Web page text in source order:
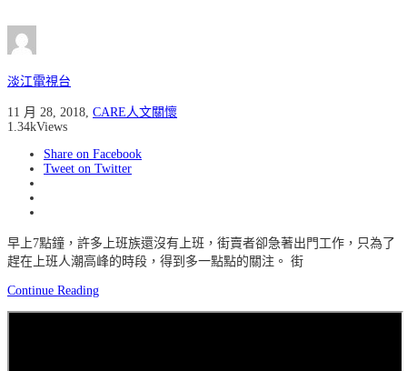
淡江電視台
11 月 28, 2018, CARE人文關懷
1.34kViews
Share on Facebook
Tweet on Twitter
早上7點鐘，許多上班族還沒有上班，街賣者卻急著出門工作，只為了
趕在上班人潮高峰的時段，得到多一點點的關注。 街
Continue Reading